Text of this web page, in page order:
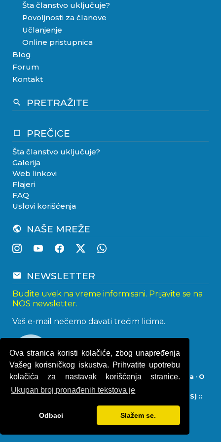
Ova stranica koristi kolačiće, zbog unapređenja
Vašeg korisničkog iskustva. Prihvatite upotrebu
kolačića za nastavak korišćenja stranice.
Ukupan broj pronađenih tekstova je
Odbaci Slažem se.
Šta članstvo uključuje?
Povoljnosti za članove
Učlanjenje
Online pristupnica
Blog
Forum
Kontakt
search PRETRAŽITE
crop_square PREČICE
Šta članstvo uključuje?
Galerija
Web linkovi
Flajeri
FAQ
Uslovi korišćenja
public NAŠE MREŽE
email NEWSLETTER
Budite uvek na vreme informisani. Prijavite se na
NOS newsletter.
Vaš e-mail nečemo davati trećim licima.
Impresum• Politika privatnosti•Uslovi korišćenja • O
kolačićima
© 2013 - 2026Naturistička organizacija Srbije (NOS) ::
Naturisti Srbije• Sva prava zadržana.